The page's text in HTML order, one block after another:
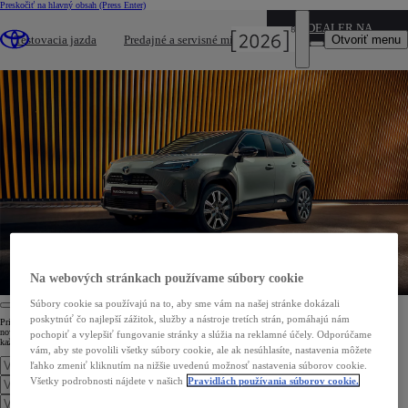
Preskočiť na hlavný obsah (Press Enter)
Testovacia jazda Predajné a servisné miesta
DEALER NAME
Otvoriť menu
NOVÝ YARIS CROSS - NEWSLETTER
Prihláste sa na odber newslettera k novému Yarisu Cross a buďte medzi prvými, kto získa najaktuálnejšie
novinky. Odvážnejšie, inteligentnejšie a výkonnejšie – s naším sebavedomým kompaktným SUV zvládnete
každú výzvu, ktorú Vám mesto prinesie.
Na webových stránkach používame súbory cookie
Súbory cookie sa používajú na to, aby sme vám na našej stránke dokázali
poskytnúť čo najlepší zážitok, služby a nástroje tretích strán, pomáhajú nám
pochopiť a vylepšiť fungovanie stránky a slúžia na reklamné účely. Odporúčame
vám, aby ste povolili všetky súbory cookie, ale ak nesúhlasíte, nastavenia môžete
ľahko zmeniť kliknutím na nižšie uvedenú možnosť nastavenia súborov cookie.
Všetky podrobnosti nájdete v našich Pravidlách používania súborov cookie.